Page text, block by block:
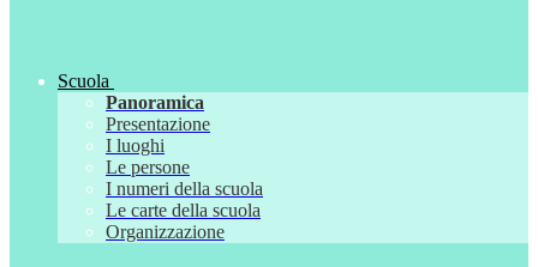
Scuola
Panoramica
Presentazione
I luoghi
Le persone
I numeri della scuola
Le carte della scuola
Organizzazione